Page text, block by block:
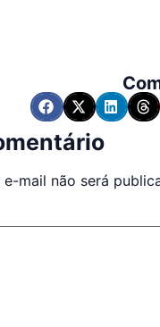
mail não será